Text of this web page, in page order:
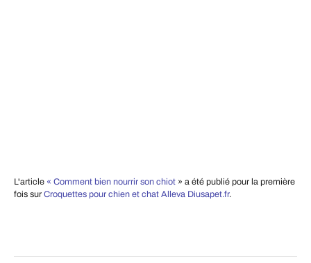
L'article « Comment bien nourrir son chiot » a été publié pour la première
fois sur Croquettes pour chien et chat Alleva Diusapet.fr.